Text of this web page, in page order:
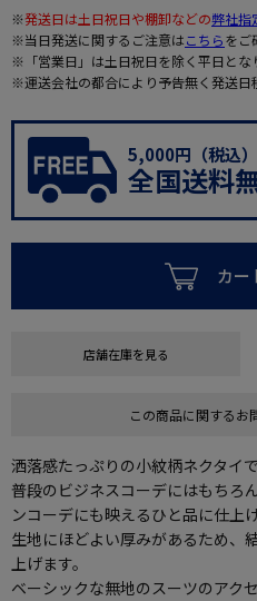
※発送日は土日祝日や棚卸などの弊社指
※当日発送に関するご注意はこちらをご
※「営業日」は土日祝日を除く平日とな
※運送会社の都合により予告無く発送日
5,000円（税込
全国送料
カー
店舗在庫を見る
この商品に関するお
洒落感たっぷりの小紋柄ネクタイで
普段のビジネスコーデにはもちろ
ンコーデにも映えるひと品に仕上
生地にほどよい厚みがあるため、
上げます。
ベーシックな無地のスーツのアク